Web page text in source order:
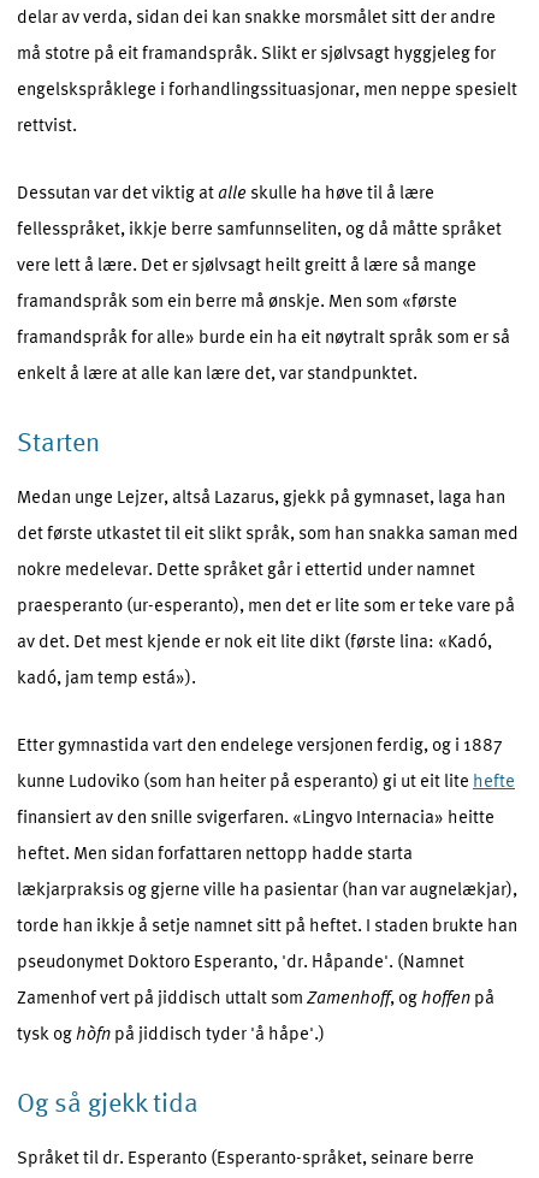
delar av verda, sidan dei kan snakke morsmålet sitt der andre
må stotre på eit framandspråk. Slikt er sjølvsagt hyggjeleg for
engelskspråklege i forhandlingssituasjonar, men neppe spesielt
rettvist.
Dessutan var det viktig atalle skulle ha høve til å lære
fellesspråket, ikkje berre samfunnseliten, og då måtte språket
vere lett å lære. Det er sjølvsagt heilt greitt å lære så mange
framandspråk som ein berre må ønskje. Men som «første
framandspråk for alle» burde ein ha eit nøytralt språk som er så
enkelt å lære at alle kan lære det, var standpunktet.
Starten
Medan unge Lejzer, altså Lazarus, gjekk på gymnaset, laga han
det første utkastet til eit slikt språk, som han snakka saman med
nokre medelevar. Dette språket går i ettertid under namnet
praesperanto (ur-esperanto), men det er lite som er teke vare på
av det. Det mest kjende er nok eit lite dikt (første lina: «Kadó,
kadó, jam temp está»).
Etter gymnastida vart den endelege versjonen ferdig, og i 1887
kunne Ludoviko (som han heiter på esperanto) gi ut eit lite hefte
finansiert av den snille svigerfaren. «Lingvo Internacia» heitte
heftet. Men sidan forfattaren nettopp hadde starta
lækjarpraksis og gjerne ville ha pasientar (han var augnelækjar),
torde han ikkje å setje namnet sitt på heftet. I staden brukte han
pseudonymet Doktoro Esperanto, 'dr. Håpande'. (Namnet
Zamenhof vert på jiddisch uttalt somZamenhoff, oghoffenpå
tysk oghòfnpå jiddisch tyder 'å håpe'.)
Og så gjekk tida
Språket til dr. Esperanto (Esperanto-språket, seinare berre